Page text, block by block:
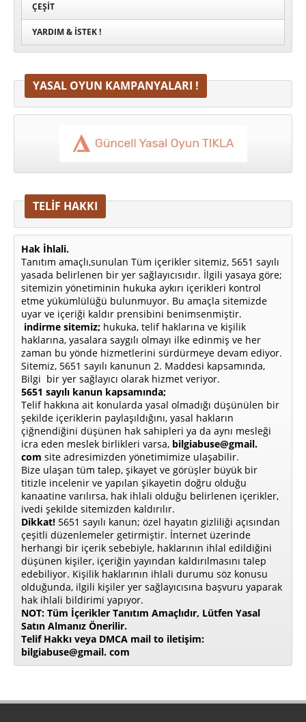
ÇEŞIT
YARDIM & İSTEK !
YASAL OYUN KAMPANYALARI !
TELİF HAKKI
Hak İhlali.
Tanıtım amaçlı,sunulan Tüm içerikler sitemiz, 5651 sayılı
yasada belirlenen bir yer sağlayıcısıdır. İlgili yasaya göre;
sitemizin yönetiminin hukuka aykırı içerikleri kontrol
etme yükümlülüğü bulunmuyor. Bu amaçla sitemizde
uyar ve içeriği kaldır prensibini benimsenmiştir.
indirme sitemiz; hukuka, telif haklarına ve kişilik
haklarına, yasalara saygılı olmayı ilke edinmiş ve her
zaman bu yönde hizmetlerini sürdürmeye devam ediyor.
Sitemiz, 5651 sayılı kanunun 2. Maddesi kapsamında,
Bilgi bir yer sağlayıcı olarak hizmet veriyor.
5651 sayılı kanun kapsamında;
Telif hakkına ait konularda yasal olmadığı düşünülen bir
şekilde içeriklerin paylaşıldığını, yasal hakların
çiğnendiğini düşünen hak sahipleri ya da aynı mesleği
icra eden meslek birlikleri varsa, bilgiabuse@gmail.
com site adresimizden yönetimimize ulaşabilir.
Bize ulaşan tüm talep, şikayet ve görüşler büyük bir
titizle incelenir ve yapılan şikayetin doğru olduğu
kanaatine varılırsa, hak ihlali olduğu belirlenen içerikler,
ivedi şekilde sitemizden kaldırılır.
Dikkat! 5651 sayılı kanun; özel hayatın gizliliği açısından
çeşitli düzenlemeler getirmiştir. İnternet üzerinde
herhangi bir içerik sebebiyle, haklarının ihlal edildiğini
düşünen kişiler, içeriğin yayından kaldırılmasını talep
edebiliyor. Kişilik haklarının ihlali durumu söz konusu
olduğunda, ilgili kişiler yer sağlayıcısına başvuru yaparak
hak ihlali bildirimi yapıyor.
NOT: Tüm İçerikler Tanıtım Amaçlıdır, Lütfen Yasal
Satın Almanız Önerilir.
Telif Hakkı veya DMCA mail to iletişim:
bilgiabuse@gmail. com